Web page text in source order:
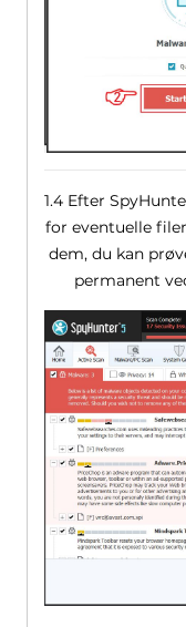
1.4 Efter
for eventuelle
dem, du kan
permanent